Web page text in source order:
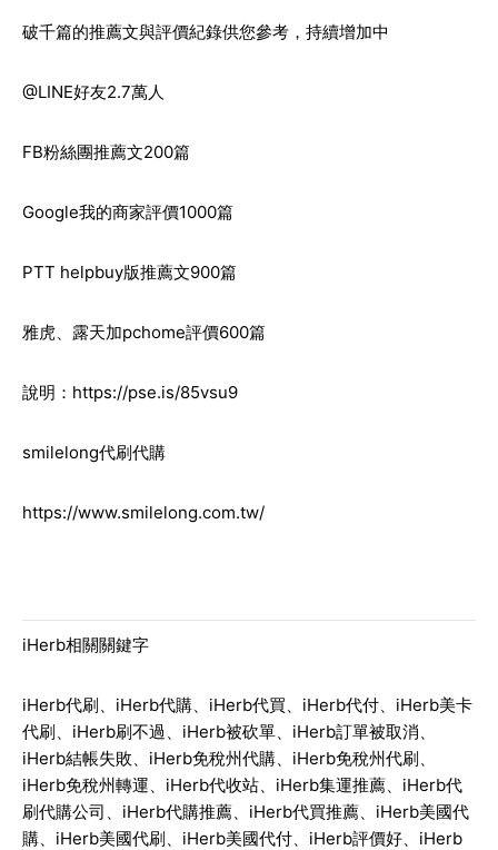
破千篇的推薦文與評價紀錄供您參考，持續增加中
@LINE好友2.7萬人
FB粉絲團推薦文200篇
Google我的商家評價1000篇
PTT helpbuy版推薦文900篇
雅虎、露天加pchome評價600篇
說明： https://pse.is/85vsu9
smilelong代刷代購
https://www.smilelong.com.tw/
iHerb相關關鍵字
iHerb代刷、iHerb代購、iHerb代買、iHerb代付、iHerb美卡
代刷、iHerb刷不過、iHerb被砍單、iHerb訂單被取消、
iHerb結帳失敗、iHerb免稅州代購、iHerb免稅州代刷、
iHerb免稅州轉運、iHerb代收站、iHerb集運推薦、iHerb代
刷代購公司、iHerb代購推薦、iHerb代買推薦、iHerb美國代
購、iHerb美國代刷、iHerb美國代付、iHerb評價好、iHerb